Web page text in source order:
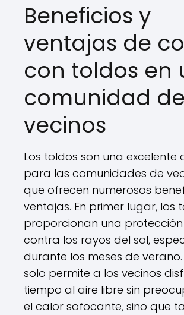
Beneficios y
ventajas de
con toldos en
comunidad de
vecinos
Los toldos son una excelente
para las comunidades de
que ofrecen numerosos
ventajas. En primer lugar, los
proporcionan una
contra los rayos del sol,
durante los meses de verano.
solo permite a los vecinos
tiempo al aire libre sin
el calor sofocante, sino que